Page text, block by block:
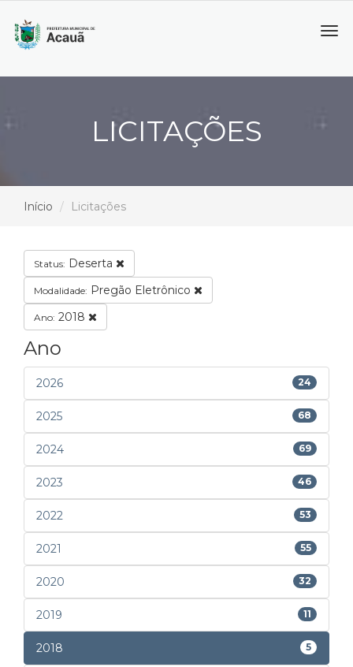
LICITAÇÕES
Início Licitações
Status: Deserta
Modalidade: Pregão Eletrônico
Ano: 2018
Ano
2026 24
2025 68
2024 69
2023 46
2022 53
2021 55
2020 32
2019 11
2018 5